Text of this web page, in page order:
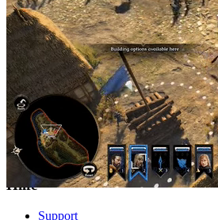
© 2026 player.land Alle Rechte
Shop
PC
X-Box
eCards
Hilfe
Support